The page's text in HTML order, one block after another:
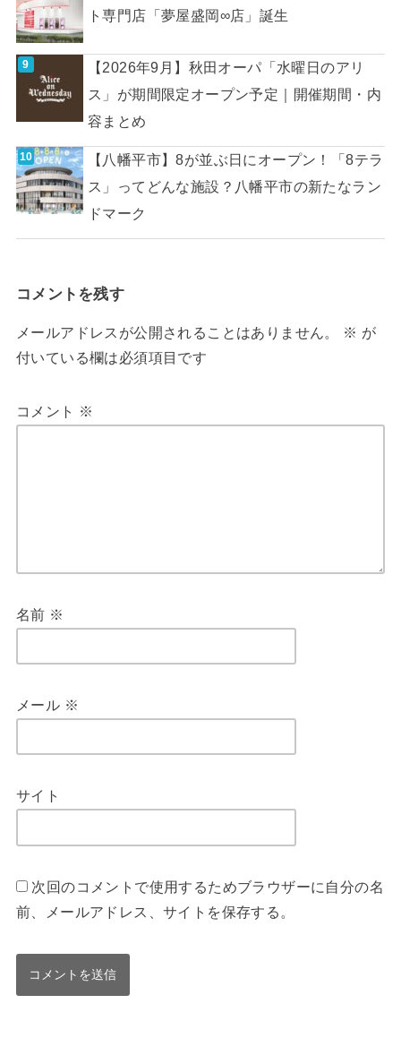
ト専門店「夢屋盛岡∞店」誕生
【2026年9月】秋田オーパ「水曜日のアリ
ス」が期間限定オープン予定｜開催期間・内
容まとめ
【八幡平市】8が並ぶ日にオープン！「8テラ
ス」ってどんな施設？八幡平市の新たなラン
ドマーク
コメントを残す
メールアドレスが公開されることはありません。 ※ が
付いている欄は必須項目です
コメント ※
名前 ※
メール ※
サイト
次回のコメントで使用するためブラウザーに自分の名
前、メールアドレス、サイトを保存する。